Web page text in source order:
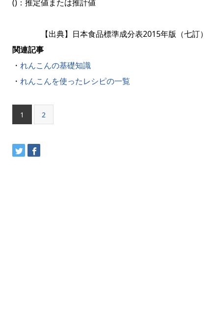
()：推定値または推計値
【出典】日本食品標準成分表2015年版（七訂）
関連記事
・ れんこんの基礎知識
・ れんこんを使ったレシピの一覧
1 2